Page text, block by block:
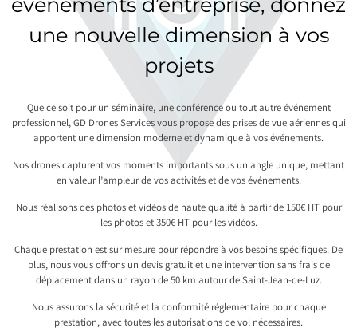
une nouvelle dimension à vos
projets
Que ce soit pour un séminaire, une conférence ou tout autre événement
professionnel, GD Drones Services vous propose des prises de vue aériennes qui
apportent une dimension moderne et dynamique à vos événements.
Nos drones capturent vos moments importants sous un angle unique, mettant
en valeur l’ampleur de vos activités et de vos événements.
Nous réalisons des photos et vidéos de haute qualité à partir de 150€ HT pour
les photos et 350€ HT pour les vidéos.
Chaque prestation est sur mesure pour répondre à vos besoins spécifiques. De
plus, nous vous offrons un devis gratuit et une intervention sans frais de
déplacement dans un rayon de 50 km autour de Saint-Jean-de-Luz.
Nous assurons la sécurité et la conformité réglementaire pour chaque
prestation, avec toutes les autorisations de vol nécessaires.